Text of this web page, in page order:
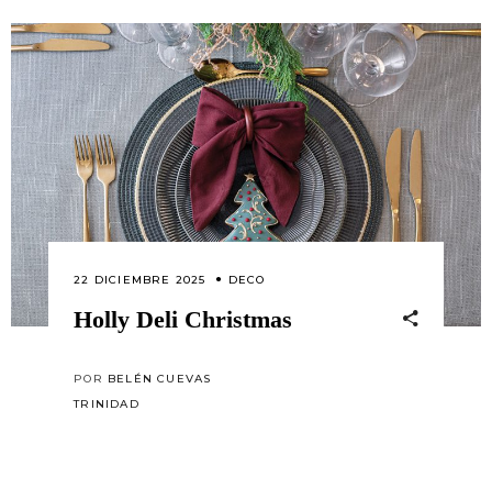
22 DICIEMBRE 2025 DECO
Holly Deli Christmas
POR BELÉN CUEVAS
TRINIDAD